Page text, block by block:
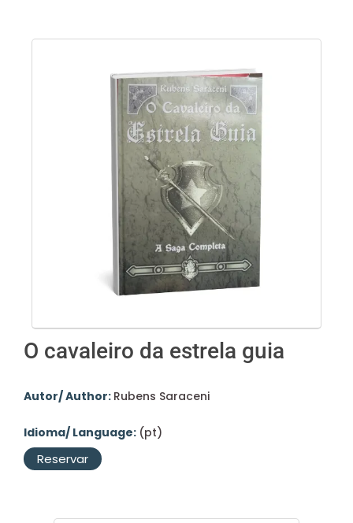
O cavaleiro da estrela guia
Autor/ Author: Rubens Saraceni
Idioma/ Language: (pt)
Reservar